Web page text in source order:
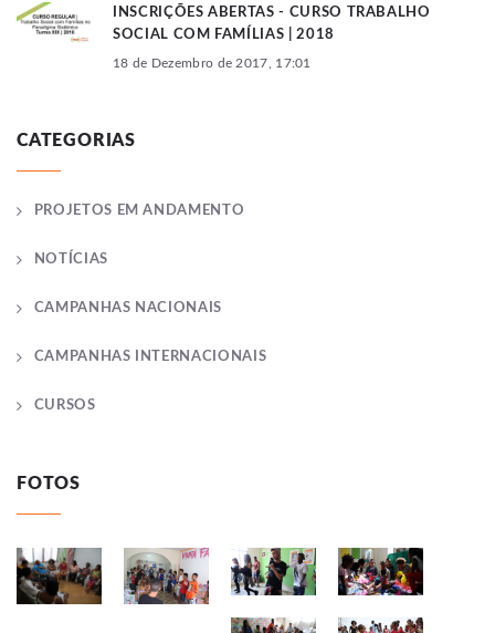
INSCRIÇÕES ABERTAS - CURSO TRABALHO
SOCIAL COM FAMÍLIAS | 2018
18 de Dezembro de 2017, 17:01
CATEGORIAS
PROJETOS EM ANDAMENTO
NOTÍCIAS
CAMPANHAS NACIONAIS
CAMPANHAS INTERNACIONAIS
CURSOS
FOTOS